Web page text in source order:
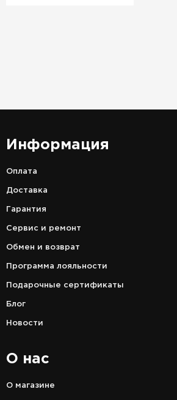
Информация
Оплата
Доставка
Гарантия
Сервис и ремонт
Обмен и возврат
Программа лояльности
Подарочные сертификаты
Блог
Новости
О нас
О магазине